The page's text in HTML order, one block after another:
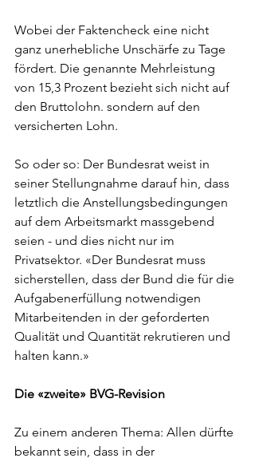
Wobei der Faktencheck eine nicht
ganz unerhebliche Unschärfe zu Tage
fördert. Die genannte Mehrleistung
von 15,3 Prozent bezieht sich nicht auf
den Bruttolohn. sondern auf den
versicherten Lohn.
So oder so: Der Bundesrat weist in
seiner Stellungnahme darauf hin, dass
letztlich die Anstellungsbedingungen
auf dem Arbeitsmarkt massgebend
seien - und dies nicht nur im
Privatsektor. «Der Bundesrat muss
sicherstellen, dass der Bund die für die
Aufgabenerfüllung notwendigen
Mitarbeitenden in der geforderten
Qualität und Quantität rekrutieren und
halten kann.»
Die «zweite» BVG-Revision
Zu einem anderen Thema: Allen dürfte
bekannt sein, dass in der